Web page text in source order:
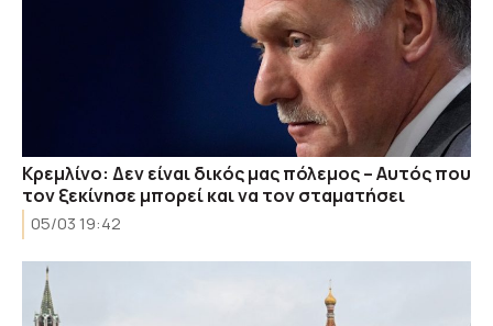
Κρεμλίνο: Δεν είναι δικός μας πόλεμος – Αυτός που
τον ξεκίνησε μπορεί και να τον σταματήσει
05/03 19:42